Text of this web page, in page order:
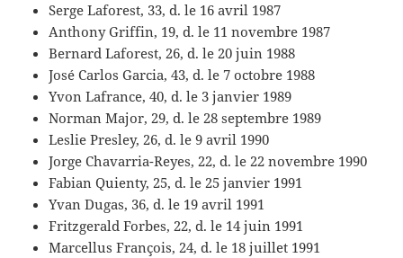
Serge Laforest, 33, d. le 16 avril 1987
Anthony Griffin, 19, d. le 11 novembre 1987
Bernard Laforest, 26, d. le 20 juin 1988
José Carlos Garcia, 43, d. le 7 octobre 1988
Yvon Lafrance, 40, d. le 3 janvier 1989
Norman Major, 29, d. le 28 septembre 1989
Leslie Presley, 26, d. le 9 avril 1990
Jorge Chavarria-Reyes, 22, d. le 22 novembre 1990
Fabian Quienty, 25, d. le 25 janvier 1991
Yvan Dugas, 36, d. le 19 avril 1991
Fritzgerald Forbes, 22, d. le 14 juin 1991
Marcellus François, 24, d. le 18 juillet 1991